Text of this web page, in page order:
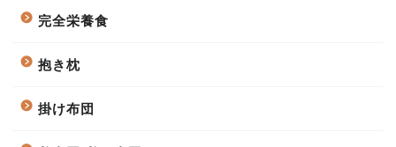
完全栄養食
抱き枕
掛け布団